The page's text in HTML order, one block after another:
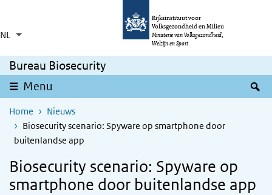
Overslaan en naar de inhoud gaan
Rijksinstituut voor
Volksgezondheid en Milieu
Ministerie van Volksgezondheid,
Welzijn en Sport
NL Taalkeuze
Aanvullende acties weergeven
Ingeklapt
Bureau Biosecurity
Menu
Home
Nieuws
Biosecurity scenario: Spyware op smartphone door
buitenlandse app
Biosecurity scenario: Spyware op
smartphone door buitenlandse app